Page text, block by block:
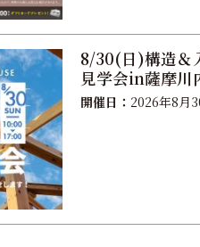
8/30(日)構造＆
見学会in薩摩川
開催日： 2026年8月